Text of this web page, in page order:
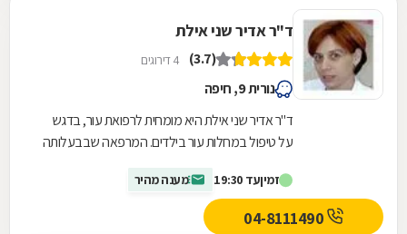
ד"ר אדיר שני אילת
(3.7) 4 דירוגים
נורית 9, חיפה
ד"ר אדיר שני אילת היא מומחית לרפואת עור, בדגש
על טיפול במחלות עור בילדים. המרפאה שבבעלותה
למחלות...
זמיןעד 19:30 מענה מהיר